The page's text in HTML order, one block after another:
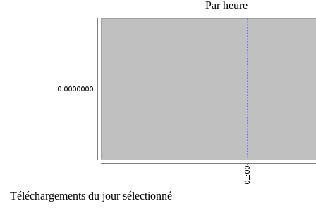
Par heure
Téléchargements du jour sélectionné